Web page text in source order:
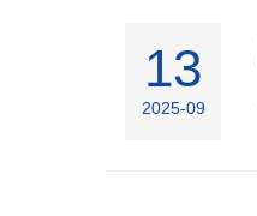
13
2025-09